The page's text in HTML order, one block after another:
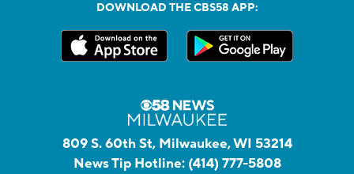
DOWNLOAD THE CBS58 APP:
809 S. 60th St, Milwaukee, WI 53214
News Tip Hotline: (414) 777-5808